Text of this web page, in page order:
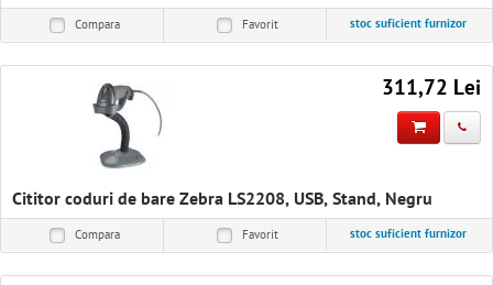
Compara Favorit stoc suficient furnizor
311,72 Lei
Cititor coduri de bare Zebra LS2208, USB, Stand, Negru
Compara Favorit stoc suficient furnizor